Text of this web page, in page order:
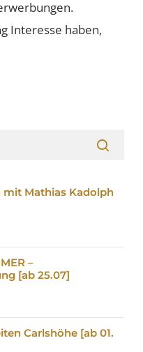
Interesse haben,
mit Mathias Kadolph
–
[ab 25.07]
Carlshöhe [ab 01.